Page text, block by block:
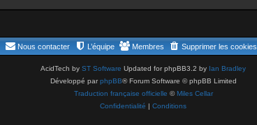
Supprimer les cookies
Membres
L’équipe
Nous contacter
AcidTech by ST Software Updated for phpBB3.2 by Ian Bradley
Développé parphpBB® Forum Software © phpBB Limited
Traduction française officielle ©Miles Cellar
Confidentialité | Conditions